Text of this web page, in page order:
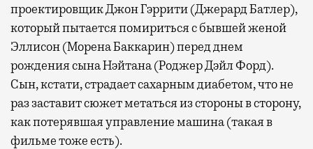
проектировщик Джон Гэррити (Джерард Батлер),
который пытается помириться с бывшей женой
Эллисон (Морена Баккарин) перед днем
рождения сына Нэйтана (Роджер Дэйл Форд).
Сын, кстати, страдает сахарным диабетом, что не
раз заставит сюжет метаться из стороны в сторону,
как потерявшая управление машина (такая в
фильме тоже есть).